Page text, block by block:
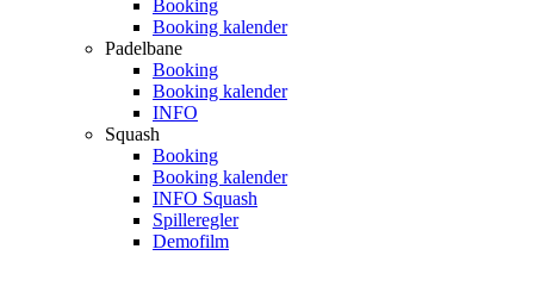
Booking
Booking kalender
Padelbane
Booking
Booking kalender
INFO
Squash
Booking
Booking kalender
INFO Squash
Spilleregler
Demofilm